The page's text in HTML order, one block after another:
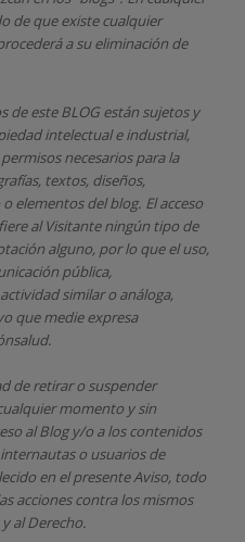
de que existe cualquier
a su eliminación de
de este BLOG están sujetos y
intelectual e industrial,
necesarios para la
textos, diseños,
elementos del blog. El acceso
al Visitante ningún tipo de
alguno, por lo que el uso,
pública,
similar o análoga,
que medie expresa
de retirar o suspender
momento y sin
al Blog y/o a los contenidos
o usuarios de
en el presente Aviso, todo
acciones contra los mismos
al Derecho.